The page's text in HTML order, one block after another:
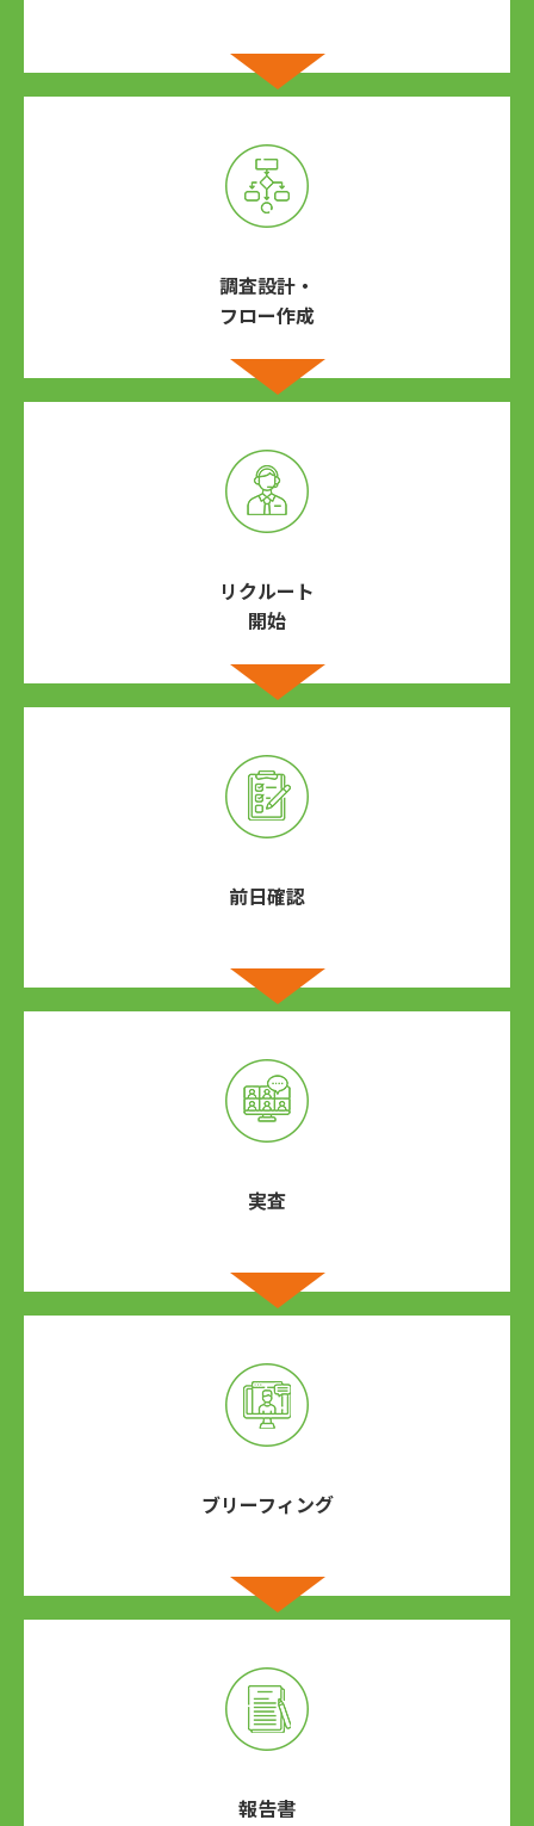
調査設計・
フロー作成
リクルート
開始
前⽇確認
実査
ブリーフィング
報告書